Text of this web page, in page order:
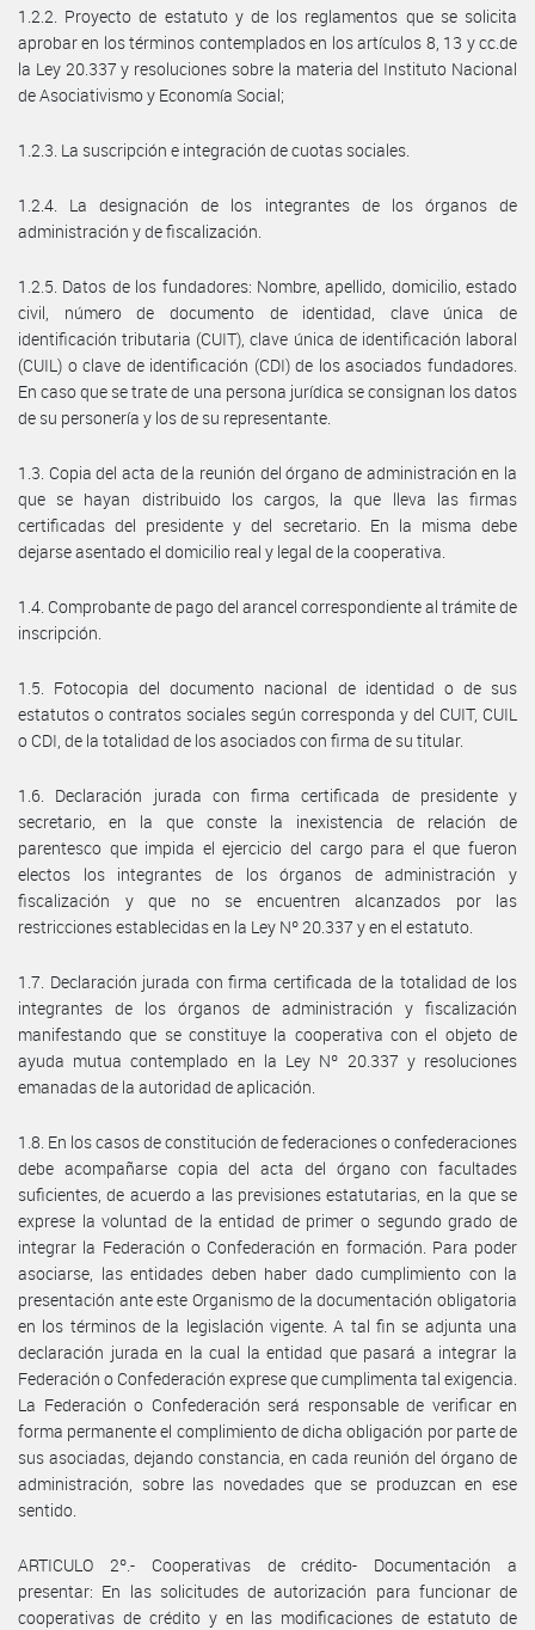
1.2.2. Proyecto de estatuto y de los reglamentos que se solicita
aprobar en los términos contemplados en los artículos 8, 13 y cc.de
la Ley 20.337 y resoluciones sobre la materia del Instituto Nacional
de Asociativismo y Economía Social;
1.2.3. La suscripción e integración de cuotas sociales.
1.2.4. La designación de los integrantes de los órganos de
administración y de fiscalización.
1.2.5. Datos de los fundadores: Nombre, apellido, domicilio, estado
civil, número de documento de identidad, clave única de
identificación tributaria (CUIT), clave única de identificación laboral
(CUIL) o clave de identificación (CDI) de los asociados fundadores.
En caso que se trate de una persona jurídica se consignan los datos
de su personería y los de su representante.
1.3. Copia del acta de la reunión del órgano de administración en la
que se hayan distribuido los cargos, la que lleva las firmas
certificadas del presidente y del secretario. En la misma debe
dejarse asentado el domicilio real y legal de la cooperativa.
1.4. Comprobante de pago del arancel correspondiente al trámite de
inscripción.
1.5. Fotocopia del documento nacional de identidad o de sus
estatutos o contratos sociales según corresponda y del CUIT, CUIL
o CDI, de la totalidad de los asociados con firma de su titular.
1.6. Declaración jurada con firma certificada de presidente y
secretario, en la que conste la inexistencia de relación de
parentesco que impida el ejercicio del cargo para el que fueron
electos los integrantes de los órganos de administración y
fiscalización y que no se encuentren alcanzados por las
restricciones establecidas en la Ley Nº 20.337 y en el estatuto.
1.7. Declaración jurada con firma certificada de la totalidad de los
integrantes de los órganos de administración y fiscalización
manifestando que se constituye la cooperativa con el objeto de
ayuda mutua contemplado en la Ley Nº 20.337 y resoluciones
emanadas de la autoridad de aplicación.
1.8. En los casos de constitución de federaciones o confederaciones
debe acompañarse copia del acta del órgano con facultades
suficientes, de acuerdo a las previsiones estatutarias, en la que se
exprese la voluntad de la entidad de primer o segundo grado de
integrar la Federación o Confederación en formación. Para poder
asociarse, las entidades deben haber dado cumplimiento con la
presentación ante este Organismo de la documentación obligatoria
en los términos de la legislación vigente. A tal fin se adjunta una
declaración jurada en la cual la entidad que pasará a integrar la
Federación o Confederación exprese que cumplimenta tal exigencia.
La Federación o Confederación será responsable de verificar en
forma permanente el complimiento de dicha obligación por parte de
sus asociadas, dejando constancia, en cada reunión del órgano de
administración, sobre las novedades que se produzcan en ese
sentido.
ARTICULO 2º.- Cooperativas de crédito- Documentación a
presentar: En las solicitudes de autorización para funcionar de
cooperativas de crédito y en las modificaciones de estatuto de